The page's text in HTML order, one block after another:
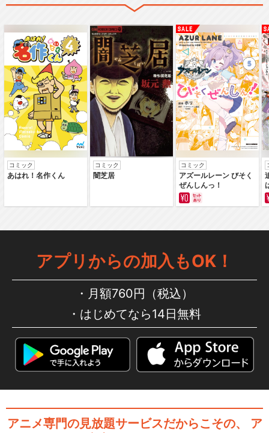
コミック
あはれ！名作くん
コミック
闇芝居
コミック
アズールレーン びそく
ぜんしんっ！
アプリからの加入もOK！
月額760円（税込）
はじめてなら14日無料
アニメ専門の見放題サービスだからこその、
ア